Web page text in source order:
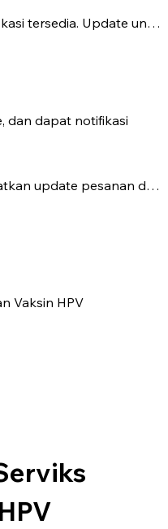
Update untuk fitur terbaru.
dan dapat notifikasi
pesanan dan chat dokter.
Vaksin HPV